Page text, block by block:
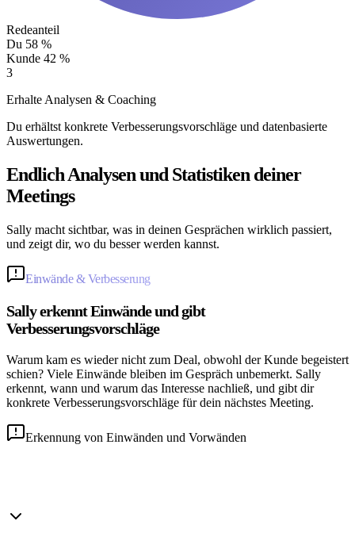
Redeanteil
Du 58 %
Kunde 42 %
3
Erhalte Analysen & Coaching
Du erhältst konkrete Verbesserungsvorschläge und datenbasierte
Auswertungen.
Endlich Analysen und Statistiken deiner
Meetings
Sally macht sichtbar, was in deinen Gesprächen wirklich passiert,
und zeigt dir, wo du besser werden kannst.
Einwände & Verbesserung
Sally erkennt Einwände und gibt
Verbesserungsvorschläge
Warum kam es wieder nicht zum Deal, obwohl der Kunde begeistert
schien? Viele Einwände bleiben im Gespräch unbemerkt. Sally
erkennt, wann und warum das Interesse nachließ, und gibt dir
konkrete Verbesserungsvorschläge für dein nächstes Meeting.
Erkennung von Einwänden und Vorwänden